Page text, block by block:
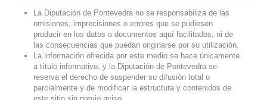
La Diputación de Pontevedra no se responsabiliza de las
omisiones, imprecisiones o errores que se pudiesen
producir en los datos o documentos aquí facilitados, ni de
las consecuencias que puedan originarse por su utilización.
La información ofrecida por este medio se hace únicamente
a título informativo, y la Diputación de Pontevedra se
reserva el derecho de suspender su difusión total o
parcialmente y de modificar la estructura y contenidos de